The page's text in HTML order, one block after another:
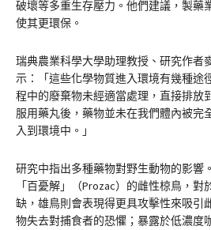
破壞等多重生存壓力。他們建議，製藥
使其更環保。
瑞典農業科學大學助理教授、研究作者
示：「這些化學物質進入環境有幾種途
程中的廢棄物未經適當處理，直接排放
服用藥丸後，藥物並未在我們體內被完
入到環境中。」
研究中指出多種藥物對野生動物的影響
「百憂解」（Prozac）的雌性椋鳥，
缺，雄鳥則會表現得更具攻擊性來吸引
物失去對捕食者的恐懼；暴露於低濃度